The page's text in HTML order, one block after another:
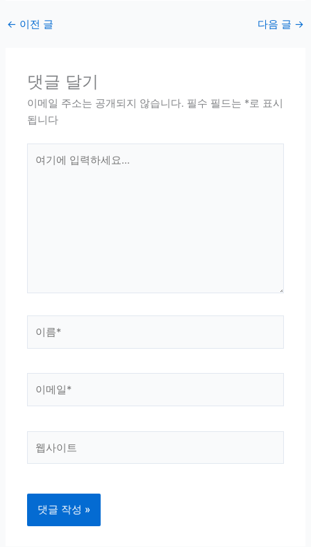
← 이전 글 다음 글 →
댓글 달기
이메일 주소는 공개되지 않습니다. 필수 필드는 *로 표시
됩니다
*